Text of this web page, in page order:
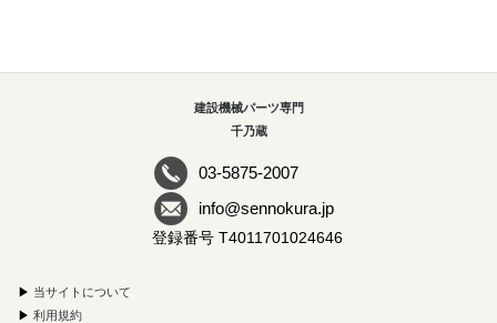
建設機械パーツ専門
千乃蔵
03-5875-2007
info@sennokura.jp
登録番号 T4011701024646
▶ 当サイトについて
▶ 利用規約